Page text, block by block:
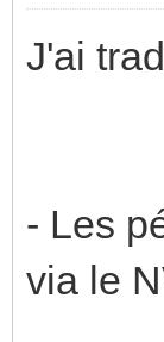
J'ai
- Les
via le